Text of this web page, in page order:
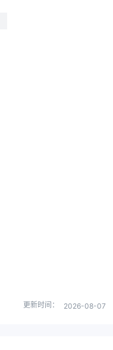
更新时间： 2026-08-07